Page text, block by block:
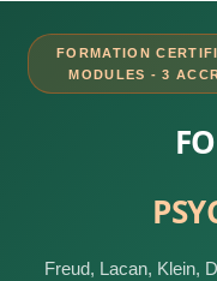
FORMATION
MODULES - 3
Freud, Lacan, Klein,